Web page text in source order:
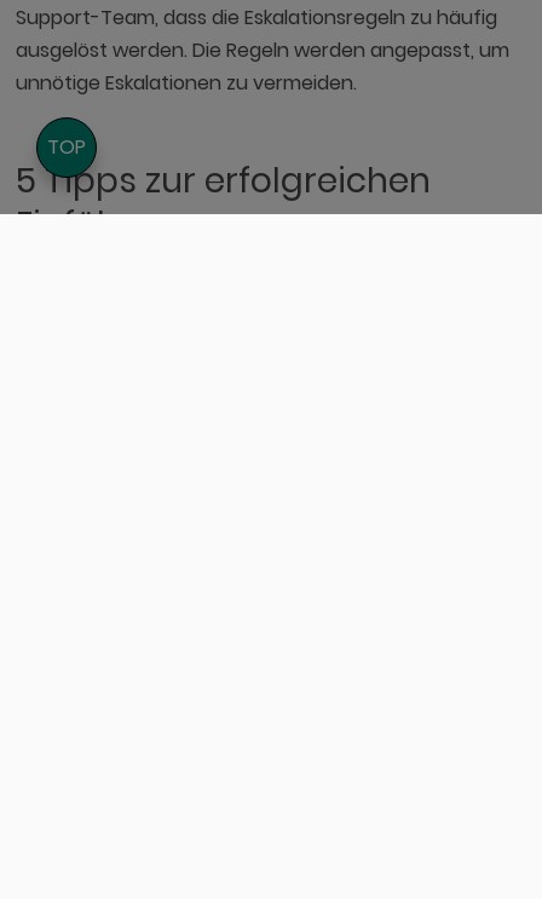
Support-Team, dass die Eskalationsregeln zu häufig
ausgelöst werden. Die Regeln werden angepasst, um
unnötige Eskalationen zu vermeiden.
5 Tipps zur erfolgreichen
Einführung
TOP